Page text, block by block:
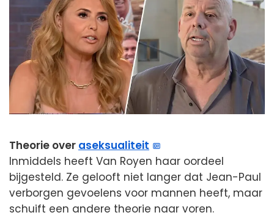
Theorie over aseksualiteit
Inmiddels heeft Van Royen haar oordeel
bijgesteld. Ze gelooft niet langer dat Jean-Paul
verborgen gevoelens voor mannen heeft, maar
schuift een andere theorie naar voren.